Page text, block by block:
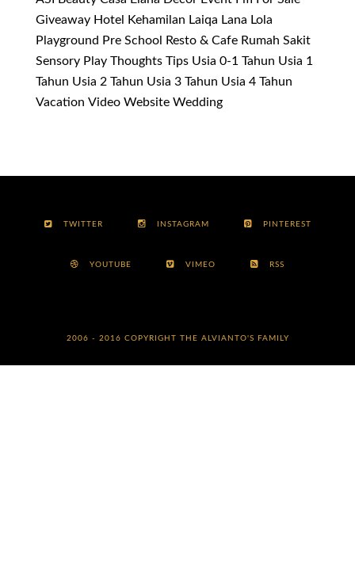
Giveaway Hotel Kehamilan Laiqa Lana Lola
Playground Pre School Resto & Cafe Rumah Sakit
Sensory Play Thoughts Tips Usia 0-1 Tahun Usia 1
Tahun Usia 2 Tahun Usia 3 Tahun Usia 4 Tahun
Vacation Video Website Wedding
TWITTER INSTAGRAM PINTEREST
YOUTUBE VIMEO RSS
2006 - 2016 COPYRIGHT THE ALVIANTO'S FAMILY